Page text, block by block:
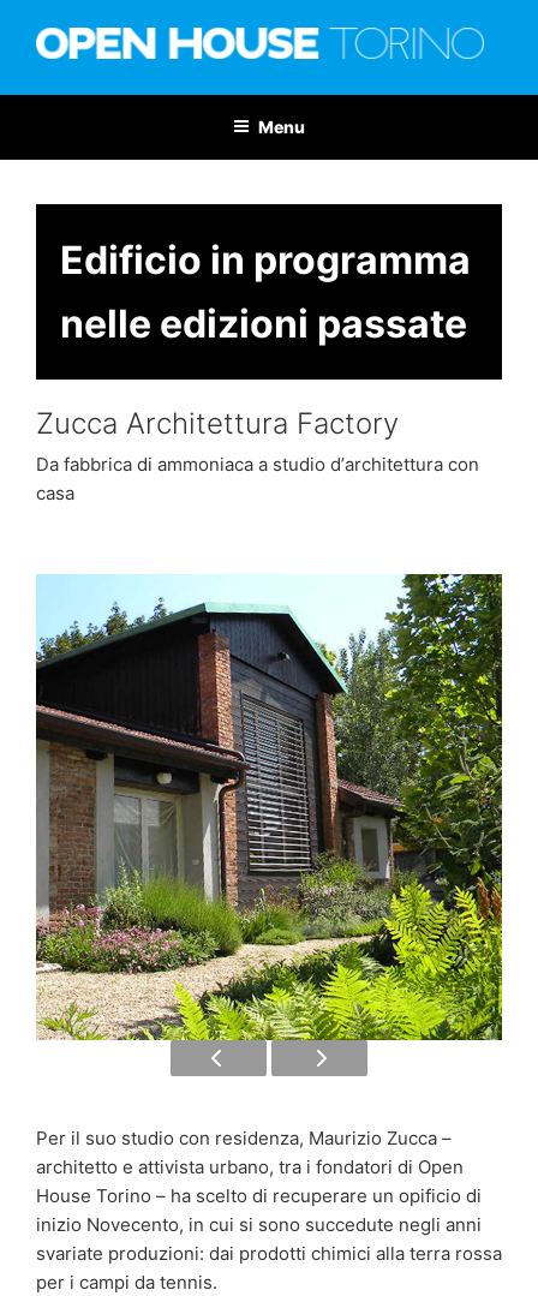
Menu
Edificio in programma
nelle edizioni passate
Zucca Architettura Factory
Da fabbrica di ammoniaca a studio dʼarchitettura con
casa
Per il suo studio con residenza, Maurizio Zucca –
architetto e attivista urbano, tra i fondatori di Open
House Torino – ha scelto di recuperare un opificio di
inizio Novecento, in cui si sono succedute negli anni
svariate produzioni: dai prodotti chimici alla terra rossa
per i campi da tennis.